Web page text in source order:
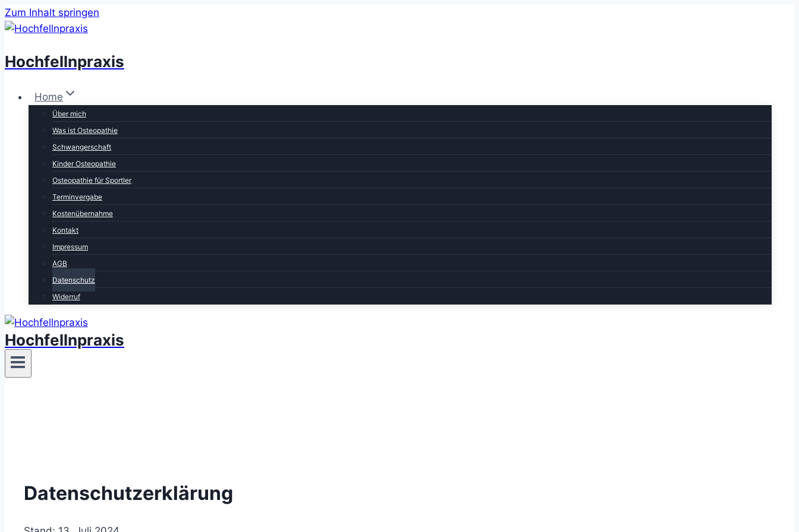
Zum Inhalt springen
Hochfellnpraxis
Home
Über mich
Was ist Osteopathie
Schwangerschaft
Kinder Osteopathie
Osteopathie für Sportler
Terminvergabe
Kostenübernahme
Kontakt
Impressum
AGB
Datenschutz
Widerruf
Hochfellnpraxis
Datenschutzerklärung